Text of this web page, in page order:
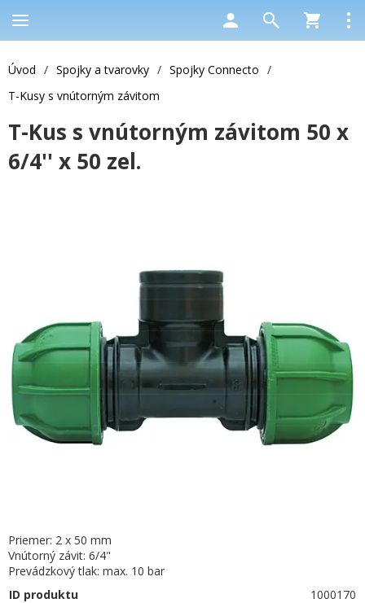
Úvod / Spojky a tvarovky / Spojky Connecto /
T-Kusy s vnútorným závitom
T-Kus s vnútorným závitom 50 x
6/4'' x 50 zel.
Priemer: 2 x 50 mm
Vnútorný závit: 6/4"
Prevádzkový tlak: max. 10 bar
ID produktu
1000170